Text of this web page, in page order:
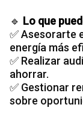
🔹 Lo que
✅ Asesorarte
energía más
✅ Realizar
ahorrar.
✅ Gestionar
sobre